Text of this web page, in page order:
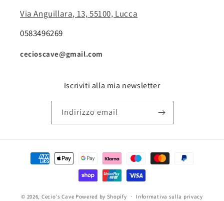
Via Anguillara, 13, 55100, Lucca
0583496269
cecioscave@gmail.com
Iscriviti alla mia newsletter
Indirizzo email
Metodi
© 2026, Cecio's Cave Powered by Shopify Informativa sulla privacy